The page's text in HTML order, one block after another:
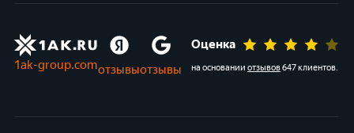
1ak-group.comотзывыотзывы
Оценка
на основании отзывов647 клиентов.